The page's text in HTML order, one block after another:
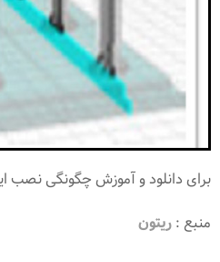
برای دانلود و آموزش چگونگی نصب
منبع :ریتون